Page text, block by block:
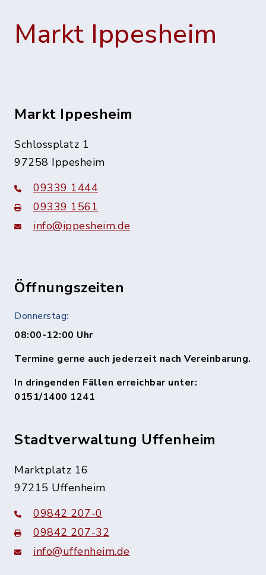
Markt Ippesheim
Markt Ippesheim
Schlossplatz 1
97258 Ippesheim
09339 1444
09339 1561
info@ippesheim.de
Öffnungszeiten
Donnerstag:
08:00-12:00 Uhr
Termine gerne auch jederzeit nach Vereinbarung.
In dringenden Fällen erreichbar unter:
0151/1400 1241
Stadtverwaltung Uffenheim
Marktplatz 16
97215 Uffenheim
09842 207-0
09842 207-32
info@uffenheim.de